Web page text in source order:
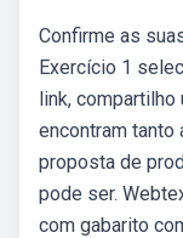
Confirme as
Exercício 1
link,
encontram tanto
proposta de
pode ser.
com gabarito